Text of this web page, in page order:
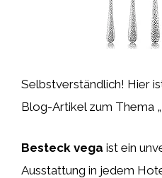
Selbstverständlich! Hier
Blog-Artikel zum Thema
Besteck vega ist ein
Ausstattung in jedem